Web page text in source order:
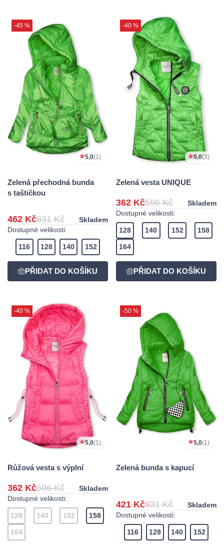
-45 %
5,0(1)
Zelená přechodná bunda
s taštičkou
462 Kč831 Kč
Skladem
Dostupné velikosti:
116 128 140 152
-40 %
5,0(3)
Zelená vesta UNIQUE
362 Kč596 Kč
Skladem
Dostupné velikosti:
128 140 152 158
164
-40 %
5,0(1)
Růžová vesta s výplní
362 Kč596 Kč
Skladem
Dostupné velikosti:
128 140 152 158
164
-50 %
5,0(1)
Zelená bunda s kapucí
421 Kč831 Kč
Skladem
Dostupné velikosti:
116 128 140 152